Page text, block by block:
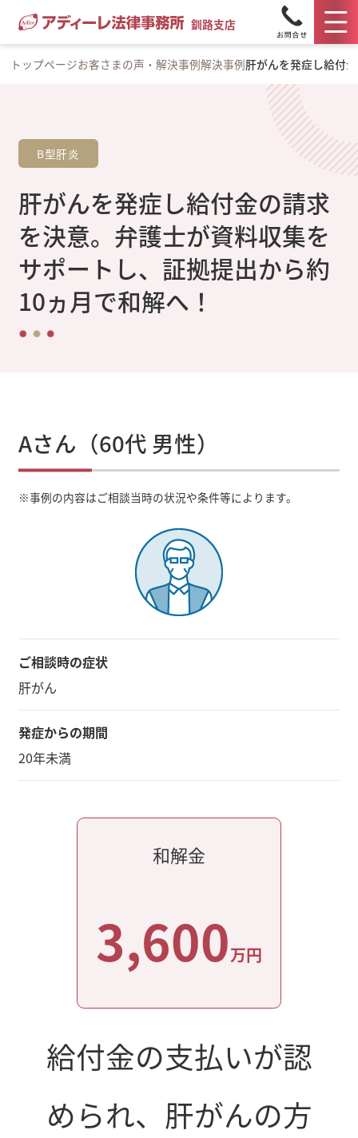
釧路支店
トップページお客さまの声・解決事例解決事例肝がんを発症し給付
B型肝炎
肝がんを発症し給付金の請求
を決意。弁護士が資料収集を
サポートし、証拠提出から約
10ヵ月で和解へ！
Aさん（60代 男性）
※事例の内容はご相談当時の状況や条件等によります。
ご相談時の症状
肝がん
発症からの期間
20年未満
和解金
3,600万円
給付金の支払いが認
められ、肝がんの方